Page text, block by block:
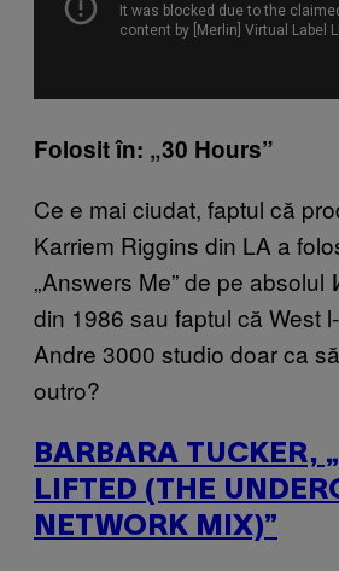
Folosit în: „30 Hours”
Ce e mai ciudat, faptul că
Karriem Riggins din LA a
„Answers Me” de pe absolul
din 1986 sau faptul că West
Andre 3000 studio doar ca
outro?
BARBARA TUCKER,
LIFTED (THE
NETWORK MIX)”